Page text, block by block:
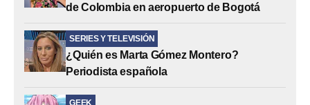
de Colombia en aeropuerto de Bogotá
SERIES Y TELEVISIÓN
¿Quién es Marta Gómez Montero?
Periodista española
GEEK